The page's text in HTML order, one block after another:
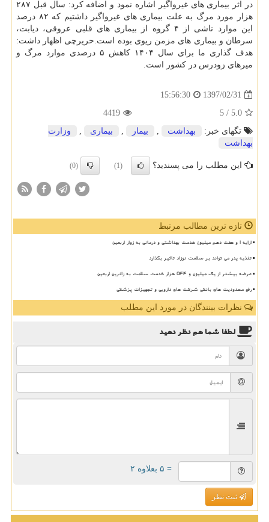
در اثر بیماری های غیرواگیر اشاره نمود و اضافه كرد: سال قبل ۲۸۷
هزار مورد مرگ به علت بیماری های غیرواگیر داشتیم كه ۸۲ درصد
این موارد ناشی از ۴ گروه از بیماری های قلبی عروقی، دیابت،
سرطان و بیماری های مزمن ریوی بوده است.حریرچی اظهار داشت:
هدف گذاری ما برای سال ۱۴۰۴ كاهش ۵ درصدی موارد مرگ و
میرهای زودرس در كشور است.
1397/02/31
15:56:30
5.0
/ 5
4419
تگهای خبر:
بهداشت , بیمار , بیماری ,
وزارت
بهداشت
این مطلب را می پسندید؟ (1)
(0)
تازه ترین مطالب مرتبط
ارایه ۱ و هفت دهم میلیون خدمت بهداشتی و درمانی به زوار اربعین
تغذیه پدر می تواند بر سلامت نوزاد تاثیر بگذارد
عرضه بیشتر از یک میلیون و ۵۴۴ هزار خدمت سلامت به زائرین اربعین
رفع محدودیت های بانکی شرکت های دارویی و تجهیزات پزشکی
نظرات بینندگان در مورد این مطلب
لطفا شما همنظر دهید
= ۵ بعلاوه ۲
ثبت نظر